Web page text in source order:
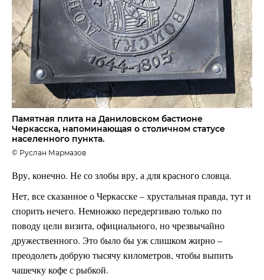
Памятная плита на Даниловском бастионе
Черкасска, напоминающая о столичном статусе
населенного пункта.
© Руслан Мармазов
Вру, конечно. Не со злобы вру, а для красного словца.
Нет, все сказанное о Черкасске – хрустальная правда, тут и
спорить нечего. Немножко передергиваю только по
поводу цели визита, официального, но чрезвычайно
дружественного. Это было бы уж слишком жирно –
преодолеть добрую тысячу километров, чтобы выпить
чашечку кофе с рыбкой.